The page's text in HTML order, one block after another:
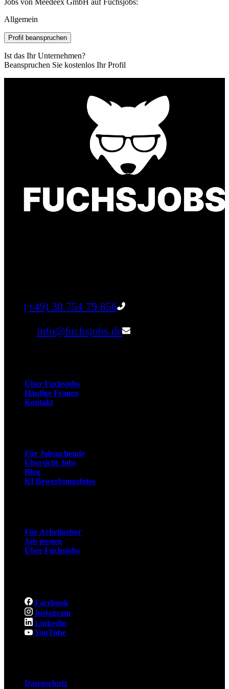
Allgemein
Profil beanspruchen
Ist das Ihr Unternehmen?
Beanspruchen Sie kostenlos Ihr Profil
(+49) 30 754 79 856
info@fuchsjobs.de
Über Fuchsjobs
Häufige Fragen
Kontakt
Für Jobsuchende
Übersicht Jobs
Blog
KI Bewerbungsfotos
Für Arbeitgeber
Job posten
Über Fuchsjobs
Facebook
Instagram
Linkedin
YouTube
Datenschutz